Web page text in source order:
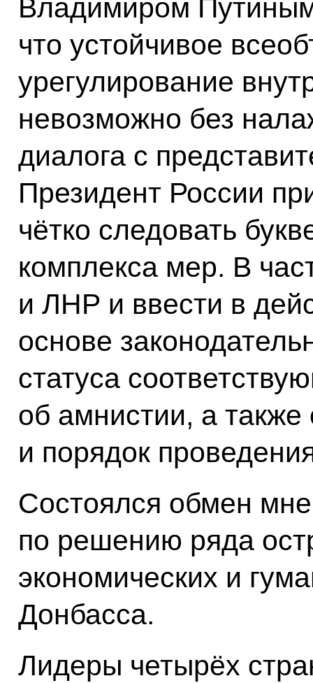
Владимиром
что устойчивое
урегулирование
невозможно без
диалога с
Президент России
чётко следовать
комплекса мер. В
и ЛНР и ввести в
основе
статуса
об амнистии, а
и порядок
Состоялся обмен
по решению ряда
экономических и
Донбасса.
Лидеры четырёх